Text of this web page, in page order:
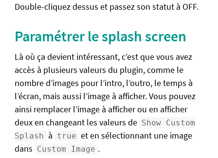
Le mapping
Les évènements
Documentation
Questions fréquentes
Caractéristiques et formules
Format des ressources
Exporter son jeu
Problèmes fréquents
Double-cliquez dessus et passez son statut à OFF.
Paramétrer le splash screen
Là où ça devient intéressant, c’est que vous avez
accès à plusieurs valeurs du plugin, comme le
nombre d’images pour l’intro, l’outro, le temps à
l’écran, mais aussi l’image à afficher. Vous pouvez
ainsi remplacer l’image à afficher ou en afficher
deux en changeant les valeurs de Show Custom
Splash à true et en sélectionnant une image
dans Custom Image .